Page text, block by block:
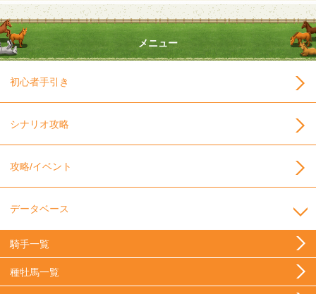
メニュー
初心者手引き
シナリオ攻略
攻略/イベント
データベース
騎手一覧
種牡馬一覧